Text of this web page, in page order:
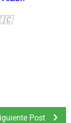
🇪🇨
Post